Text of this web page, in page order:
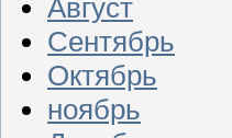
Август
Сентябрь
Октябрь
ноябрь